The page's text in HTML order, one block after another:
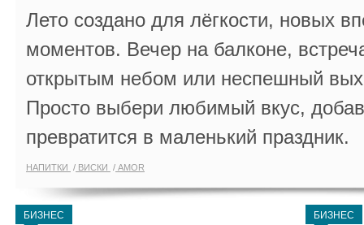
Лето создано для лёгкости, новых
моментов. Вечер на балконе,
открытым небом или неспешный
Просто выбери любимый вкус,
превратится в маленький праздник.
НАПИТКИ ВИСКИ AMOR
БИЗНЕС БИЗНЕС